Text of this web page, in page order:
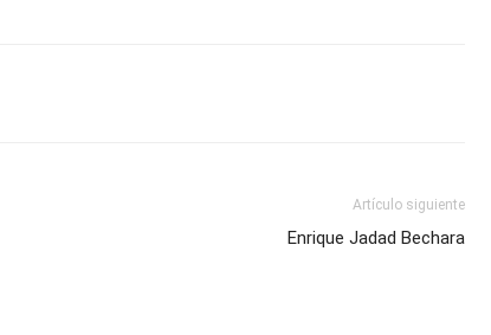
Artículo siguiente
Enrique Jadad Bechara